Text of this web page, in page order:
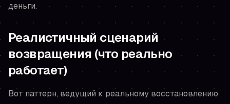
деньги.
Реалистичный сценарий
возвращения (что реально
работает)
Вот паттерн, ведущий к реальному восстановлению